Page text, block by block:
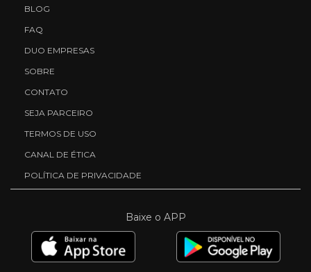
BLOG
FAQ
DUO EMPRESAS
SOBRE
CONTATO
SEJA PARCEIRO
TERMOS DE USO
CANAL DE ÉTICA
POLÍTICA DE PRIVACIDADE
Baixe o APP